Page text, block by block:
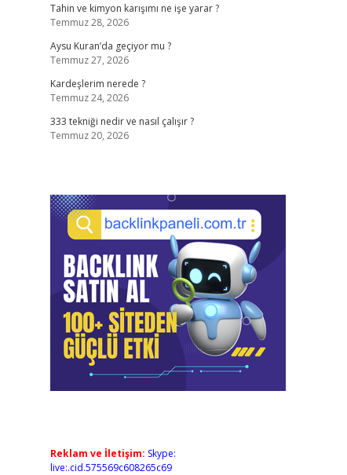
Tahin ve kimyon karışımı ne işe yarar ?
Temmuz 28, 2026
Aysu Kuran’da geçiyor mu ?
Temmuz 27, 2026
Kardeşlerim nerede ?
Temmuz 24, 2026
333 tekniği nedir ve nasıl çalışır ?
Temmuz 20, 2026
Reklam ve İletişim: Skype:
live:.cid.575569c608265c69